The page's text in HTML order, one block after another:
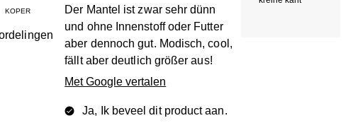
KOPER
Der Mantel ist zwar sehr dünn
und ohne Innenstoff oder Futter
aber dennoch gut. Modisch, cool,
fällt aber deutlich größer aus!
Met Google vertalen
Ja, Ik beveel dit product aan.